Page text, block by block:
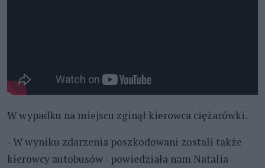
W wypadku na miejscu zginął kierowca ciężarówki.
- W wyniku zdarzenia poszkodowani zostali także
kierowcy autobusów - powiedziała nam Natalia